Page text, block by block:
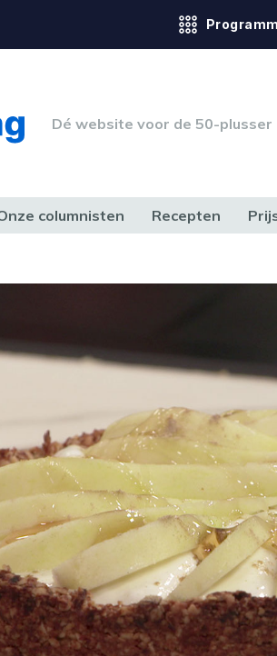
Dé website voor de 50-plusser
columnisten Recepten